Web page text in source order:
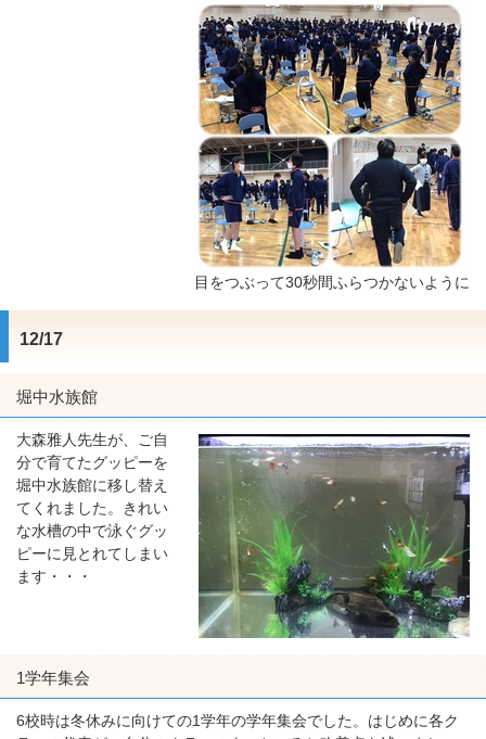
目をつぶって30秒間ふらつかないように
12/17
堀中水族館
大森雅人先生が、ご自
分で育てたグッピーを
堀中水族館に移し替え
てくれました。きれい
な水槽の中で泳ぐグッ
ピーに見とれてしまい
ます・・・
1学年集会
6校時は冬休みに向けての1学年の学年集会でした。はじめに各ク